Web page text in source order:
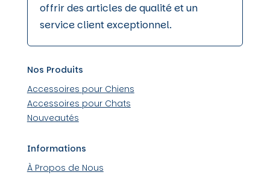
offrir des articles de qualité et un
service client exceptionnel.
Nos Produits
Accessoires pour Chiens
Accessoires pour Chats
Nouveautés
Informations
À Propos de Nous